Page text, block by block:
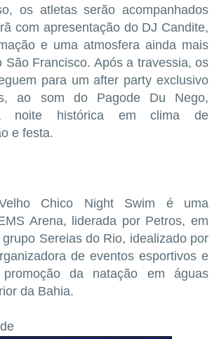
os atletas serão acompanhados
com apresentação do DJ Candite,
e uma atmosfera ainda mais
São Francisco. Após a travessia, os
para um after party exclusivo
ao som do Pagode Du Nego,
noite histórica em clima de
e festa.
Chico Night Swim é uma
Arena, liderada por Petros, em
Sereias do Rio, idealizado por
de eventos esportivos e
da natação em águas
da Bahia.